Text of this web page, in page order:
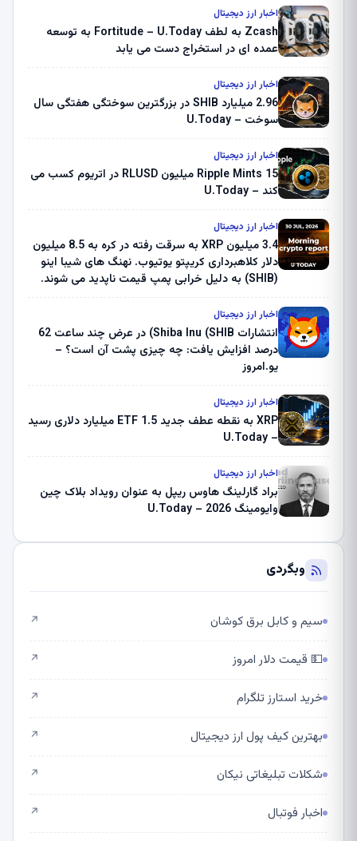
اخبار ارز دیجیتال
Zcash به لطف Fortitude – U.Today به توسعه
عمده ای در استخراج دست می یابد
اخبار ارز دیجیتال
2.96 میلیارد SHIB در بزرگترین سوختگی هفتگی سال
سوخت – U.Today
اخبار ارز دیجیتال
Ripple Mints 15 میلیون RLUSD در اتریوم کسب می
کند – U.Today
اخبار ارز دیجیتال
3.4 میلیون XRP به سرقت رفته در کره به 8.5 میلیون
دلار کلاهبرداری کریپتو یوتیوب. نهنگ های شیبا اینو
(SHIB) به دلیل خرابی پمپ قیمت ناپدید می شوند.
ثبت کرد – گزارش کریپتو صبح – U.Today
اخبار ارز دیجیتال
انتشارات Shiba Inu (SHIB) در عرض چند ساعت 62
درصد افزایش یافت: چه چیزی پشت آن است؟ –
یو.امروز
اخبار ارز دیجیتال
XRP به نقطه عطف جدید ETF 1.5 میلیارد دلاری رسید
– U.Today
اخبار ارز دیجیتال
براد گارلینگ هاوس ریپل به عنوان رویداد بلاک چین
وایومینگ 2026 – U.Today
وبگردی
سیم و کابل برق کوشان ↗
💵 قیمت دلار امروز ↗
خرید استارز تلگرام ↗
بهترین کیف پول ارز دیجیتال ↗
شکلات تبلیغاتی نیکان ↗
اخبار فوتبال ↗